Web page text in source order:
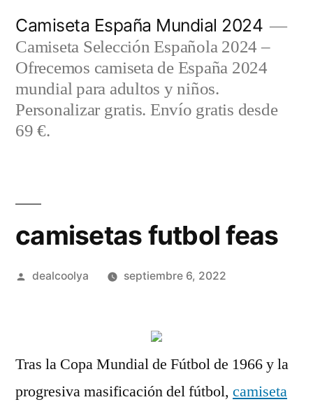
contenido
Camiseta España Mundial 2024
Camiseta Selección Española 2024 –
Ofrecemos camiseta de España 2024
mundial para adultos y niños.
Personalizar gratis. Envío gratis desde
69 €.
camisetas futbol feas
Publicado
dealcoolya septiembre 6, 2022
Tras la Copa Mundial de Fútbol de 1966 y la
progresiva masificación del fútbol, camiseta